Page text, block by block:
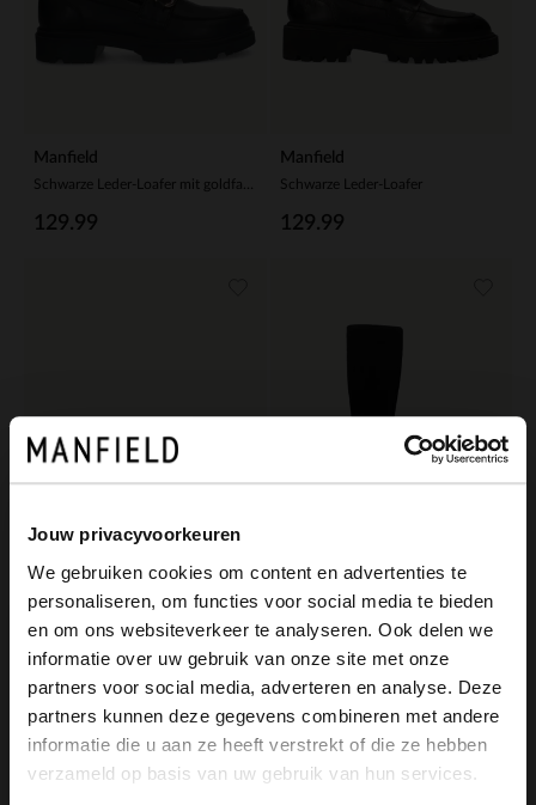
Jouw privacyvoorkeuren
We gebruiken cookies om content en advertenties te
personaliseren, om functies voor social media te bieden
en om ons websiteverkeer te analyseren. Ook delen we
informatie over uw gebruik van onze site met onze
partners voor social media, adverteren en analyse. Deze
partners kunnen deze gegevens combineren met andere
informatie die u aan ze heeft verstrekt of die ze hebben
verzameld op basis van uw gebruik van hun services.
Manfield
129.99
Manfield
Schwarze Leder-Loafer
129.99
Manfield
Schwarze Leder-Loafer
139.99
Manfield
Schwarze Stretch-Stiefel mit Absatz
139.99
×
View this website in English?
It looks like your language isn't Dutch. Would
you like to switch to English?